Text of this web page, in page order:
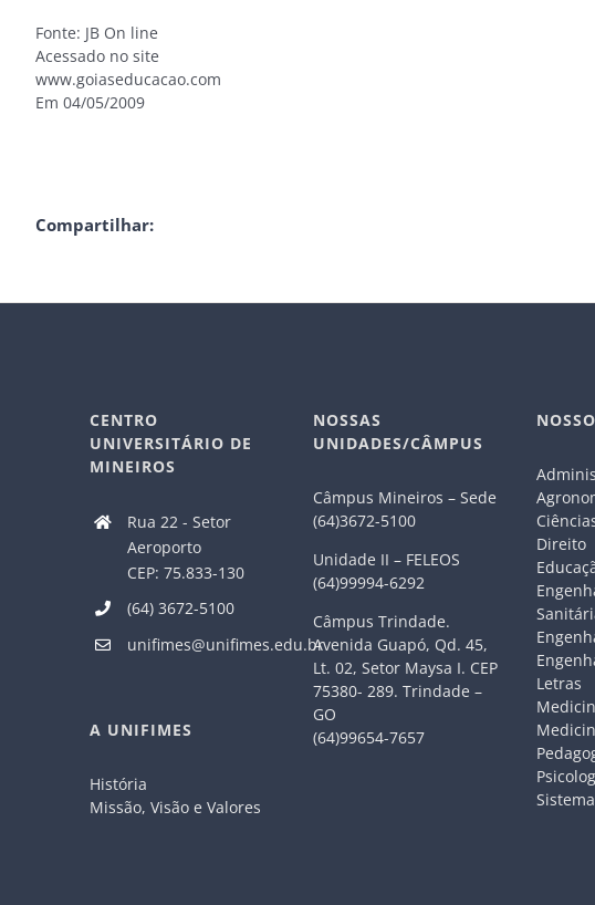
Fonte: JB On line
Acessado no site
www.goiaseducacao.com
Em 04/05/2009
Compartilhar:
CENTRO
UNIVERSITÁRIO DE
MINEIROS
Rua 22 - Setor
Aeroporto
CEP: 75.833-130
(64) 3672-5100
unifimes@unifimes.edu.br
A UNIFIMES
História
Missão, Visão e Valores
NOSSAS
UNIDADES/CÂMPUS
Câmpus Mineiros – Sede
(64)3672-5100
Unidade II – FELEOS
(64)99994-6292
Câmpus Trindade.
Avenida Guapó, Qd. 45,
Lt. 02, Setor Maysa I. CEP
75380- 289. Trindade –
GO
(64)99654-7657
Direito
Letras